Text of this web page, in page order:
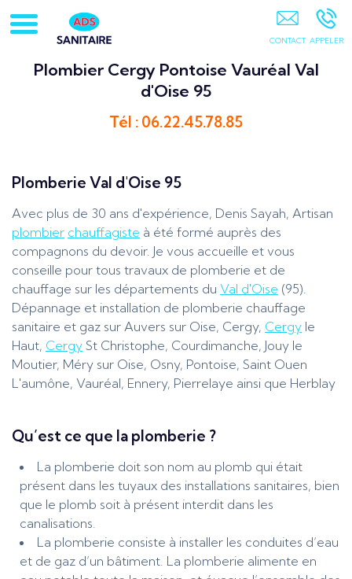
Artisan-Plombier-Chauffagiste-95-78-Chauffe-Eau-
Plombier Cergy Pontoise Vauréal Val
d'Oise 95
Tél : 06.22.45.78.85
Plomberie Val d'Oise 95
Avec plus de 30 ans d'expérience, Denis Sayah, Artisan
plombier chauffagiste à été formé auprès des
compagnons du devoir. Je vous accueille et vous
conseille pour tous travaux de plomberie et de
chauffage sur les départements du Val d'Oise (95).
Dépannage et installation de plomberie chauffage
sanitaire et gaz sur Auvers sur Oise, Cergy, Cergy le
Haut, Cergy St Christophe, Courdimanche, Jouy le
Moutier, Méry sur Oise, Osny, Pontoise, Saint Ouen
L'aumône, Vauréal, Ennery, Pierrelaye ainsi que Herblay
Qu’est ce que la plomberie ?
La plomberie doit son nom au plomb qui était
présent dans les tuyaux des installations sanitaires, bien
que le plomb soit à présent interdit dans les
canalisations.
La plomberie consiste à installer les conduites d’eau
et de gaz d’un bâtiment. La plomberie alimente en